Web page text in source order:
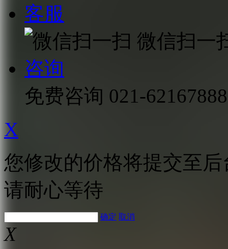
客服
微信扫一
咨询
免费咨询 021-62167888
X
您修改的价格将提交至
请耐心等待
确定 取消
X